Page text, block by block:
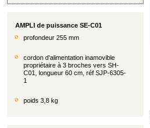
AMPLI de puissance SE-C01
profondeur 255 mm
cordon d'alimentation inamovible
propriétaire à 3 broches vers SH-
C01, longueur 60 cm, réf SJP-6305-
1
poids 3,8 kg